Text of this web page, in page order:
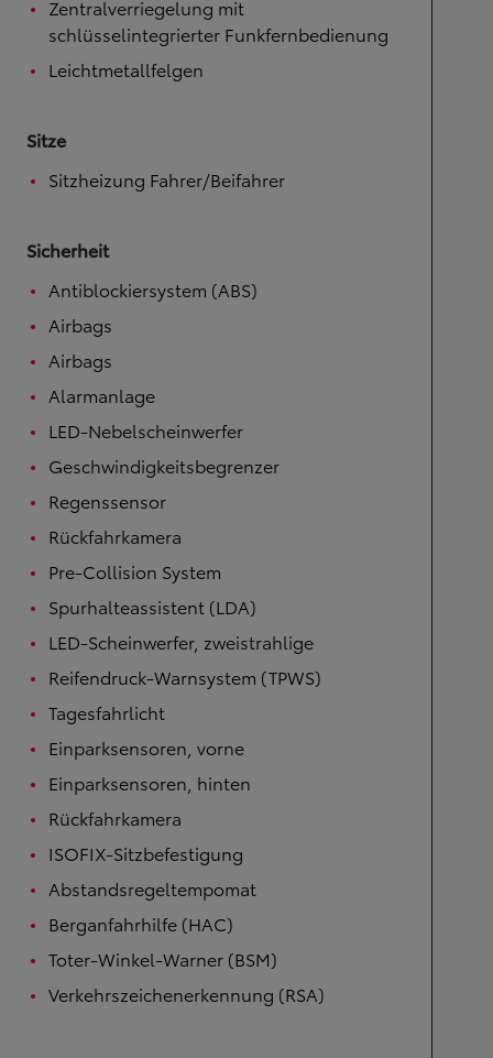
Zentralverriegelung mit
schlüsselintegrierter Funkfernbedienung
Leichtmetallfelgen
Sitze
Sitzheizung Fahrer/Beifahrer
Sicherheit
Antiblockiersystem (ABS)
Airbags
Airbags
Alarmanlage
LED-Nebelscheinwerfer
Geschwindigkeitsbegrenzer
Regenssensor
Rückfahrkamera
Pre-Collision System
Spurhalteassistent (LDA)
LED-Scheinwerfer, zweistrahlige
Reifendruck-Warnsystem (TPWS)
Tagesfahrlicht
Einparksensoren, vorne
Einparksensoren, hinten
Rückfahrkamera
ISOFIX-Sitzbefestigung
Abstandsregeltempomat
Berganfahrhilfe (HAC)
Toter-Winkel-Warner (BSM)
Verkehrszeichenerkennung (RSA)